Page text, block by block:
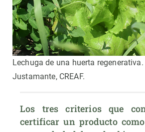
Lechuga de una huerta
Justamante, CREAF.
Los tres criterios que
certificar un producto